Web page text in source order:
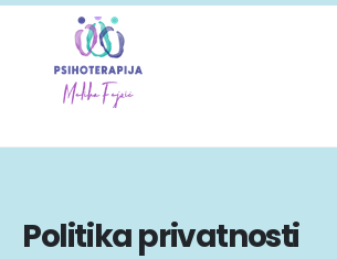
Politika privatnosti